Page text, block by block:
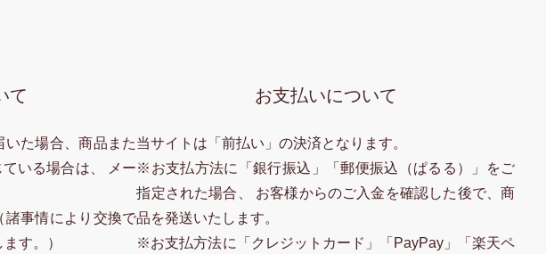
て
た場合、商品また
いる場合は、 メー
諸事情により交換で
す。）
お支払いについて
当サイトは「前払い」の決済となります。
※お支払方法に「銀行振込」「郵便振込（ぱるる）」をご
指定された場合、 お客様からのご入金を確認した後で、商
品を発送いたします。
※お支払方法に「クレジットカード」「PayPay」「楽天ペ